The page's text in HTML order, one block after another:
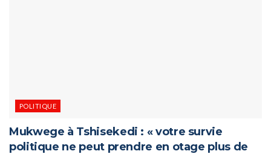
POLITIQUE
Mukwege à Tshisekedi : « votre survie
politique ne peut prendre en otage plus de